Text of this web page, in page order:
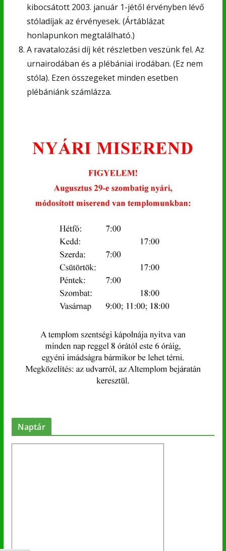
kibocsátott 2003. január 1-jétől érvényben lévő
stóladíjak az érvényesek. (Ártáblázat
honlapunkon megtalálható.)
A ravatalozási díj két részletben veszünk fel. Az
urnairodában és a plébániai irodában. (Ez nem
stóla). Ezen összegeket minden esetben
plébániánk számlázza.
Naptár